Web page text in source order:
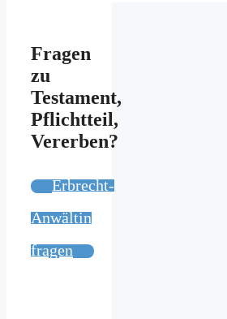
Fragen
zu
Testament,
Pflichtteil,
Vererben?
Erbrecht-
Anwältin
fragen